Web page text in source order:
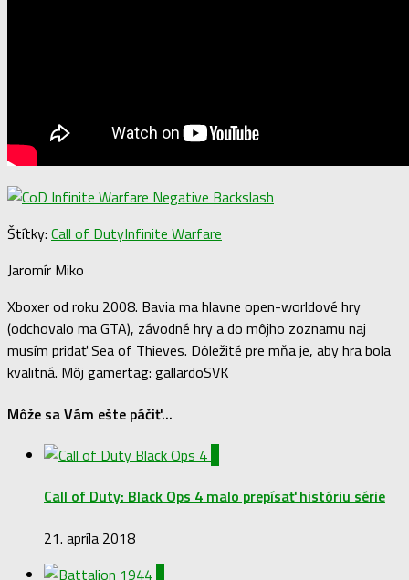
Štítky: Call of DutyInfinite Warfare
Jaromír Miko
Xboxer od roku 2008. Bavia ma hlavne open-worldové hry
(odchovalo ma GTA), závodné hry a do môjho zoznamu naj
musím pridať Sea of Thieves. Dôležité pre mňa je, aby hra bola
kvalitná. Môj gamertag: gallardoSVK
Môže sa Vám ešte páčiť...
Call of Duty: Black Ops 4 malo prepísať históriu série
21. apríla 2018